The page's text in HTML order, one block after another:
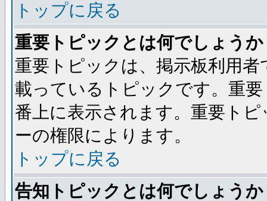
トップに戻る
重要トピックとは何でしょうか
重要トピックは、掲示板利用
載っているトピックです。重
番上に表示されます。重要ト
ーの権限によります。
トップに戻る
告知トピックとは何でしょうか